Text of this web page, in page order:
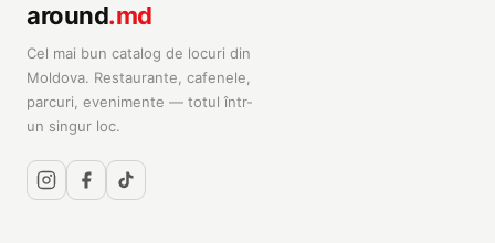
around.md
Cel mai bun catalog de locuri din
Moldova. Restaurante, cafenele,
parcuri, evenimente — totul într-
un singur loc.